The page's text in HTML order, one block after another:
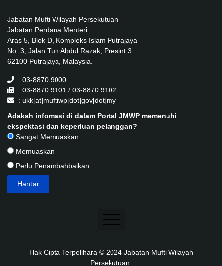
Jabatan Mufti Wilayah Persekutuan
Jabatan Perdana Menteri
Aras 5, Blok D, Kompleks Islam Putrajaya
No. 3, Jalan Tun Abdul Razak, Presint 3
62100 Putrajaya, Malaysia.
: 03-8870 9000
: 03-8870 9101 / 03-8870 9102
: ukk[at]muftiwp[dot]gov[dot]my
Adakah infomasi di dalam Portal JMWP memenuhi
ekspektasi dan keperluan pelanggan?
Sangat Memuaskan
Memuaskan
Perlu Penambahbaikan
Penafian
Dasar Keselamatan
Hak Cipta Terpelihara © 2024 Jabatan Mufti Wilayah
Persekutuan